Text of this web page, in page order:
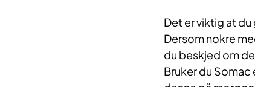
Det er viktig at
Dersom nokre
du beskjed om
Bruker du